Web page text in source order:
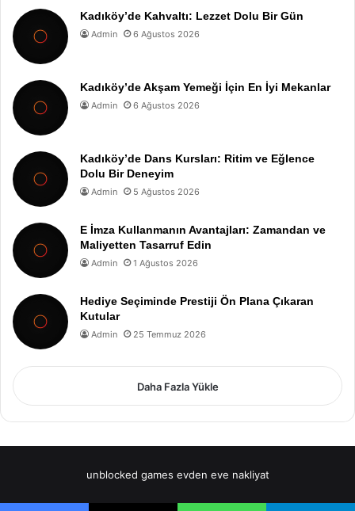
Kadıköy’de Kahvaltı: Lezzet Dolu Bir Gün
Admin 6 Ağustos 2026
Kadıköy’de Akşam Yemeği İçin En İyi Mekanlar
Admin 6 Ağustos 2026
Kadıköy’de Dans Kursları: Ritim ve Eğlence
Dolu Bir Deneyim
Admin 5 Ağustos 2026
E İmza Kullanmanın Avantajları: Zamandan ve
Maliyetten Tasarruf Edin
Admin 1 Ağustos 2026
Hediye Seçiminde Prestiji Ön Plana Çıkaran
Kutular
Admin 25 Temmuz 2026
Daha Fazla Yükle
unblocked games evden eve nakliyat